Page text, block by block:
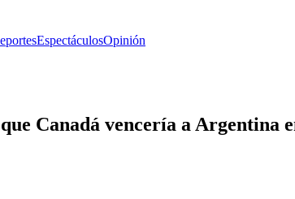
EspectáculosOpinión
Canadá vencería a Argentina